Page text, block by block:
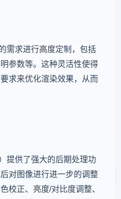
需求进行高度定制，包括
参数等。这种灵活性使得
求来优化渲染效果，从而
提供了强大的后期处理功
对图像进行进一步的调整
校正、亮度/对比度调整、